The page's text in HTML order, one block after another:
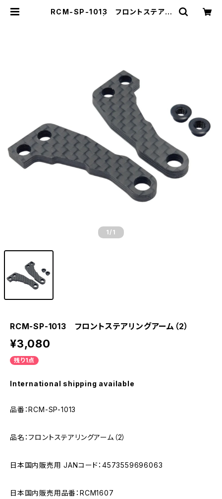
RCM-SP-1013 フロントステアリ
1 /1
RCM-SP-1013 フロントステアリングアーム（2）
¥3,080
残り1点
International shipping available
品番：RCM-SP-1013
品名：フロントステアリングアーム（2）
日本国内販売用 JANコード：4573559696063
日本国内販売用品番：RCM1607